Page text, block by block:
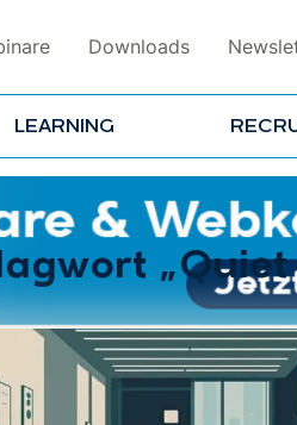
Downloads
LEARNING
„Quiet